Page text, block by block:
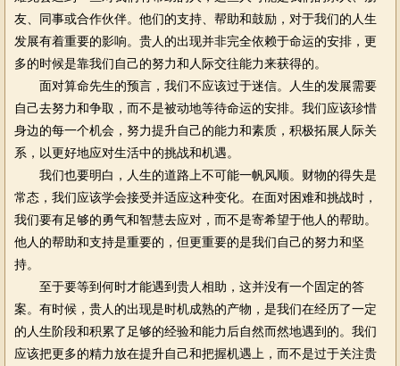
友、同事或合作伙伴。他们的支持、帮助和鼓励，对于我们的人生
发展有着重要的影响。贵人的出现并非完全依赖于命运的安排，更
多的时候是靠我们自己的努力和人际交往能力来获得的。
面对算命先生的预言，我们不应该过于迷信。人生的发展需要
自己去努力和争取，而不是被动地等待命运的安排。我们应该珍惜
身边的每一个机会，努力提升自己的能力和素质，积极拓展人际关
系，以更好地应对生活中的挑战和机遇。
我们也要明白，人生的道路上不可能一帆风顺。财物的得失是
常态，我们应该学会接受并适应这种变化。在面对困难和挑战时，
我们要有足够的勇气和智慧去应对，而不是寄希望于他人的帮助。
他人的帮助和支持是重要的，但更重要的是我们自己的努力和坚
持。
至于要等到何时才能遇到贵人相助，这并没有一个固定的答
案。有时候，贵人的出现是时机成熟的产物，是我们在经历了一定
的人生阶段和积累了足够的经验和能力后自然而然地遇到的。我们
应该把更多的精力放在提升自己和把握机遇上，而不是过于关注贵